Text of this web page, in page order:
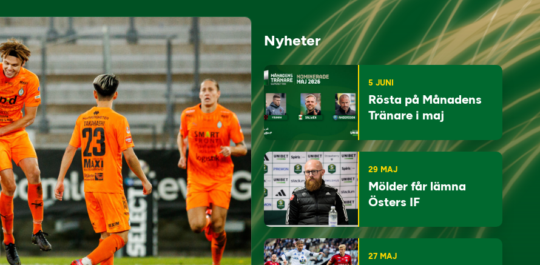
Nyheter
5 JUNI
Rösta på Månadens
Tränare i maj
29 MAJ
Mölder får lämna
Östers IF
27 MAJ